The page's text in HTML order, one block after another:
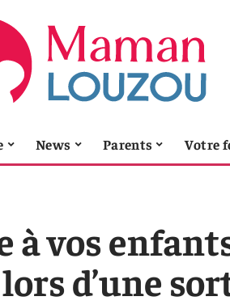
News Parents Votre
à vos
d’une